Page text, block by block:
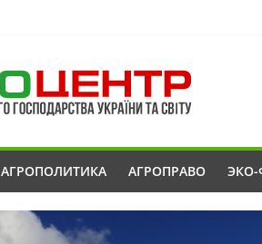
АГРОПОЛИТИКА АГРОПРАВО